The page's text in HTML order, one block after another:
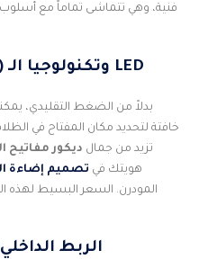
فنية، وهي تتماشى تماماً مع أسلوب
2. مفاتيح اللمس (Touch) وتكنولوجيا الـ LED
بدلاً من الضغط التقليدي،
تزيد من جمال ديكور مفاتيح
هويتك في تصميم إضاءة
المودرن. السعر البسيط لهذه
3. الربط